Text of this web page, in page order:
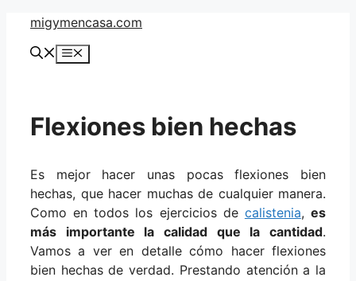
Saltar
contenido
migymencasa.com
Menú
Flexiones bien hechas
Es mejor hacer unas pocas flexiones bien
hechas, que hacer muchas de cualquier manera.
Como en todos los ejercicios de calistenia,es
más importante la calidad que la cantidad.
Vamos a ver en detalle cómo hacer flexiones
bien hechas de verdad. Prestando atención a la